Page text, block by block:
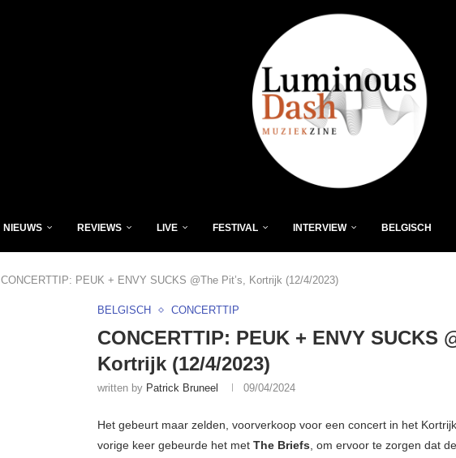
NIEUWS REVIEWS LIVE FESTIVAL INTERVIEW BELGISCH
CONCERTTIP: PEUK + ENVY SUCKS @The Pit’s, Kortrijk (12/4/2023)
BELGISCH CONCERTTIP
CONCERTTIP: PEUK + ENVY SUCKS
Kortrijk (12/4/2023)
written by Patrick Bruneel 09/04/2024
Het gebeurt maar zelden, voorverkoop voor een concert in het
vorige keer gebeurde het met The Briefs, om ervoor te zorgen dat